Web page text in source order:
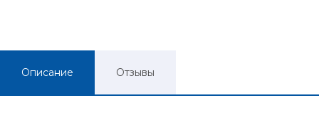
Описание Отзывы